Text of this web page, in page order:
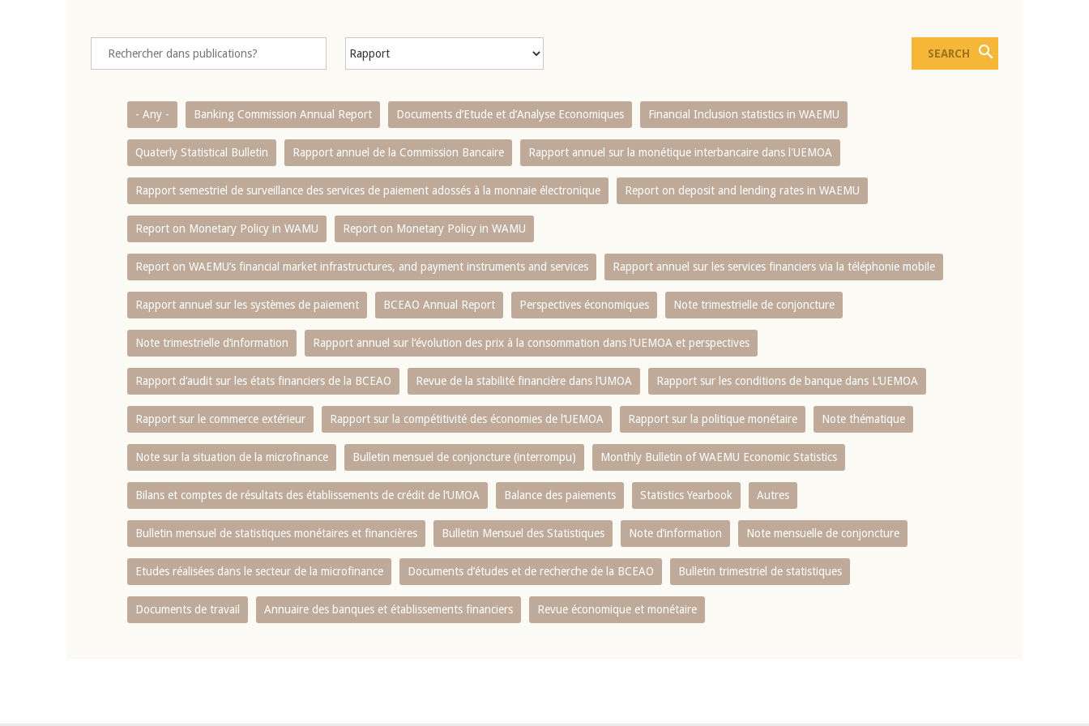
- Any - Banking Commission Annual Report Documents d’Etude et d’Analyse Economiques Financial Inclusion statistics in WAEMU
Quaterly Statistical Bulletin Rapport annuel de la Commission Bancaire Rapport annuel sur la monétique interbancaire dans l'UEMOA
Rapport semestriel de surveillance des services de paiement adossés à la monnaie électronique Report on deposit and lending rates in WAEMU
Report on Monetary Policy in WAMU Report on Monetary Policy in WAMU
Report on WAEMU’s financial market infrastructures, and payment instruments and services Rapport annuel sur les services financiers via la téléphonie mobile
Rapport annuel sur les systèmes de paiement BCEAO Annual Report Perspectives économiques Note trimestrielle de conjoncture
Note trimestrielle d‘information Rapport annuel sur l‘évolution des prix à la consommation dans l‘UEMOA et perspectives
Rapport d‘audit sur les états financiers de la BCEAO Revue de la stabilité financière dans l‘UMOA Rapport sur les conditions de banque dans L‘UEMOA
Rapport sur le commerce extérieur Rapport sur la compétitivité des économies de l‘UEMOA Rapport sur la politique monétaire Note thématique
Note sur la situation de la microfinance Bulletin mensuel de conjoncture (interrompu) Monthly Bulletin of WAEMU Economic Statistics
Bilans et comptes de résultats des établissements de crédit de l‘UMOA Balance des paiements Statistics Yearbook Autres
Bulletin mensuel de statistiques monétaires et financières Bulletin Mensuel des Statistiques Note d’information Note mensuelle de conjoncture
Etudes réalisées dans le secteur de la microfinance Documents d’études et de recherche de la BCEAO Bulletin trimestriel de statistiques
Documents de travail Annuaire des banques et établissements financiers Revue économique et monétaire